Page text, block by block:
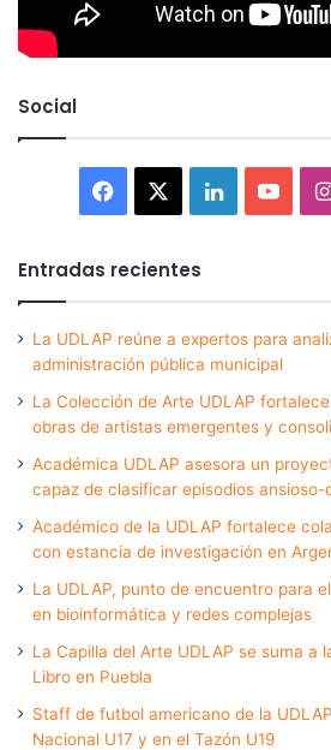
Social
Facebook LinkedIn
Entradas recientes
La UDLAP reúne a expertos para
administración pública municipal
La Colección de Arte UDLAP
obras de artistas emergentes y
Académica UDLAP asesora un
capaz de clasificar episodios ansioso-
Académico de la UDLAP fortalece
con estancia de investigación en
La UDLAP, punto de encuentro para
en bioinformática y redes complejas
La Capilla del Arte UDLAP se suma a
Libro en Puebla
Staff de futbol americano de la
Nacional U17 y en el Tazón U19